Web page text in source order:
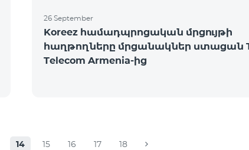
26 September
Koreez համադպրոցական մրցույթի
հաղթողները մրցանակներ ստացան
Telecom Armenia-ից
14 15 16 17 18